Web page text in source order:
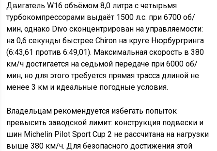
Двигатель W16 объёмом 8,0 литра с четырьмя
турбокомпрессорами выдаёт 1500 л.с. при 6700 об/
мин, однако Divo сконцентрирован на управляемости:
на 0,6 секунды быстрее Chiron на круге Нюрбургринга
(6:43,61 против 6:49,01). Максимальная скорость в 380
км/ч достигается на седьмой передаче при 6000 об/
мин, но для этого требуется прямая трасса длиной не
менее 3 км и идеальные погодные условия.
Владельцам рекомендуется избегать попыток
превысить заводской лимит: конструкция подвески и
шин Michelin Pilot Sport Cup 2 не рассчитана на нагрузки
выше 380 км/ч. Для безопасного достижения этой